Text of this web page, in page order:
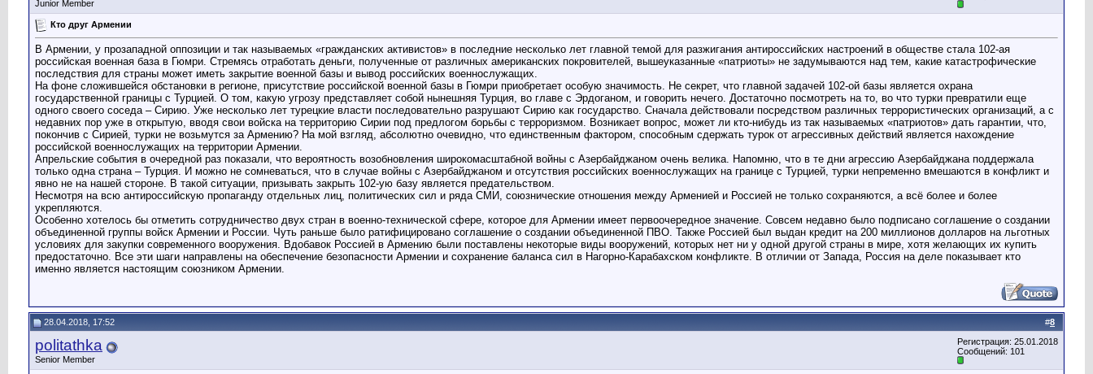
Junior Member
Кто друг Армении
В Армении, у прозападной оппозиции и так называемых «гражданских активистов» в последние несколько лет главной темой для разжигания антироссийских настроений в обществе стала 102-ая
российская военная база в Гюмри. Стремясь отработать деньги, полученные от различных американских покровителей, вышеуказанные «патриоты» не задумываются над тем, какие катастрофические
последствия для страны может иметь закрытие военной базы и вывод российских военнослужащих.
На фоне сложившейся обстановки в регионе, присутствие российской военной базы в Гюмри приобретает особую значимость. Не секрет, что главной задачей 102-ой базы является охрана
государственной границы с Турцией. О том, какую угрозу представляет собой нынешняя Турция, во главе с Эрдоганом, и говорить нечего. Достаточно посмотреть на то, во что турки превратили еще
одного своего соседа – Сирию. Уже несколько лет турецкие власти последовательно разрушают Сирию как государство. Сначала действовали посредством различных террористических организаций, а с
недавних пор уже в открытую, вводя свои войска на территорию Сирии под предлогом борьбы с терроризмом. Возникает вопрос, может ли кто-нибудь из так называемых «патриотов» дать гарантии, что,
покончив с Сирией, турки не возьмутся за Армению? На мой взгляд, абсолютно очевидно, что единственным фактором, способным сдержать турок от агрессивных действий является нахождение
российской военнослужащих на территории Армении.
Апрельские события в очередной раз показали, что вероятность возобновления широкомасштабной войны с Азербайджаном очень велика. Напомню, что в те дни агрессию Азербайджана поддержала
только одна страна – Турция. И можно не сомневаться, что в случае войны с Азербайджаном и отсутствия российских военнослужащих на границе с Турцией, турки непременно вмешаются в конфликт и
явно не на нашей стороне. В такой ситуации, призывать закрыть 102-ую базу является предательством.
Несмотря на всю антироссийскую пропаганду отдельных лиц, политических сил и ряда СМИ, союзнические отношения между Арменией и Россией не только сохраняются, а всё более и более
укрепляются.
Особенно хотелось бы отметить сотрудничество двух стран в военно-технической сфере, которое для Армении имеет первоочередное значение. Совсем недавно было подписано соглашение о создании
объединенной группы войск Армении и России. Чуть раньше было ратифицировано соглашение о создании объединенной ПВО. Также Россией был выдан кредит на 200 миллионов долларов на льготных
условиях для закупки современного вооружения. Вдобавок Россией в Армению были поставлены некоторые виды вооружений, которых нет ни у одной другой страны в мире, хотя желающих их купить
предостаточно. Все эти шаги направлены на обеспечение безопасности Армении и сохранение баланса сил в Нагорно-Карабахском конфликте. В отличии от Запада, Россия на деле показывает кто
именно является настоящим союзником Армении.
#8
28.04.2018, 17:52
politathka
Senior Member
Регистрация: 25.01.2018
Сообщений: 101